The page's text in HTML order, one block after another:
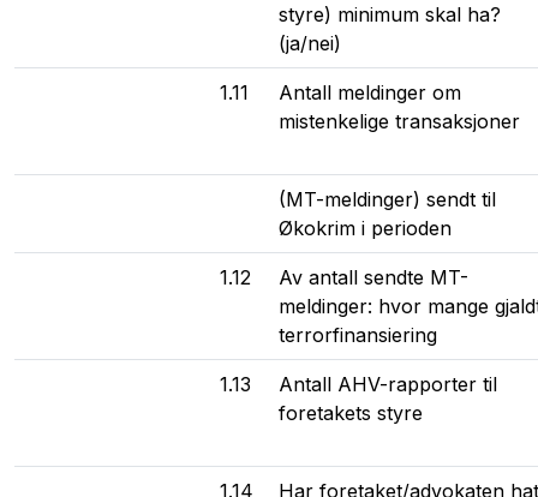
styre) minimum skal ha?
(ja/nei)
1.11
Antall meldinger om
mistenkelige transaksjoner
(MT-meldinger) sendt til
Økokrim i perioden
1.12
Av antall sendte MT-
meldinger: hvor mange
terrorfinansiering
1.13
Antall AHV-rapporter til
foretakets styre
1.14
Har foretaket/advokaten